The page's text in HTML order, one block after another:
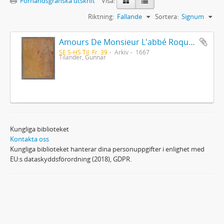
Sortera: Signum
Riktning: Fallande
Amours De Monsieur L'abbé Roquette avec Mademoiselle de Montauzier par Monsieur L'abbé Le Camus 1667
SE S-HS Til. Fr. 39 Arkiv 1667
Tilander, Gunnar
Kungliga biblioteket
Kontakta oss
Kungliga biblioteket hanterar dina personuppgifter i enlighet med
EU:s dataskyddsförordning (2018), GDPR.